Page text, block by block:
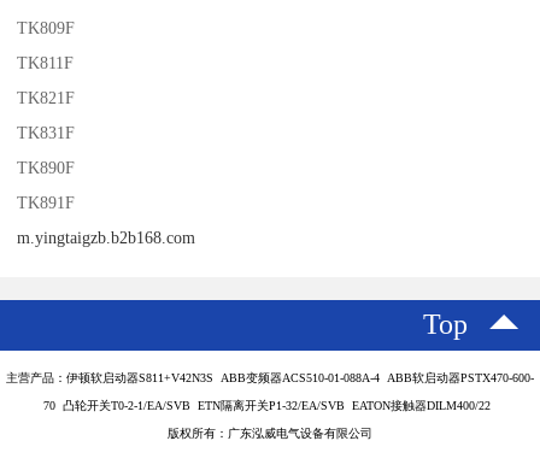
TK809F
TK811F
TK821F
TK831F
TK890F
TK891F
m.yingtaigzb.b2b168.com
Top
主营产品：伊顿软启动器S811+V42N3S ABB变频器ACS510-01-088A-4 ABB软启动器PSTX470-600-
70 凸轮开关T0-2-1/EA/SVB ETN隔离开关P1-32/EA/SVB EATON接触器DILM400/22
版权所有：广东泓威电气设备有限公司